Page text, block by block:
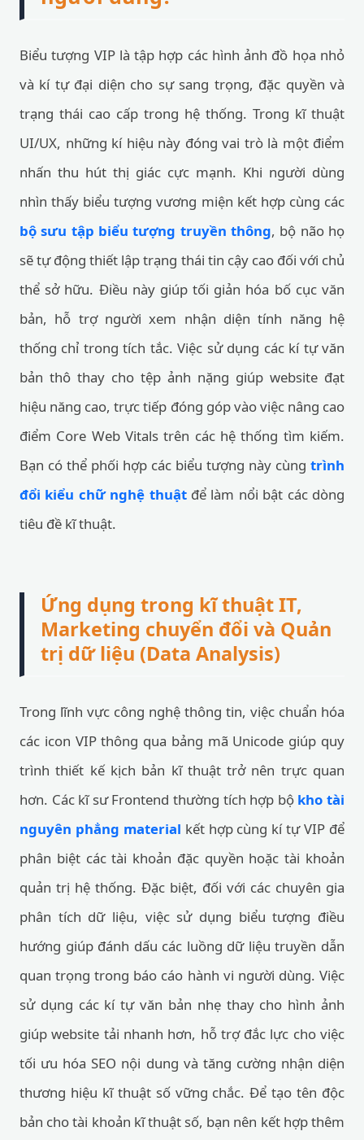
Biểu tượng VIP là tập hợp các hình ảnh đồ họa nhỏ
và kí tự đại diện cho sự sang trọng, đặc quyền và
trạng thái cao cấp trong hệ thống. Trong kĩ thuật
UI/UX, những kí hiệu này đóng vai trò là một điểm
nhấn thu hút thị giác cực mạnh. Khi người dùng
nhìn thấy biểu tượng vương miện kết hợp cùng các
bộ sưu tập biểu tượng truyền thông, bộ não họ
sẽ tự động thiết lập trạng thái tin cậy cao đối với chủ
thể sở hữu. Điều này giúp tối giản hóa bố cục văn
bản, hỗ trợ người xem nhận diện tính năng hệ
thống chỉ trong tích tắc. Việc sử dụng các kí tự văn
bản thô thay cho tệp ảnh nặng giúp website đạt
hiệu năng cao, trực tiếp đóng góp vào việc nâng cao
điểm Core Web Vitals trên các hệ thống tìm kiếm.
Bạn có thể phối hợp các biểu tượng này cùng trình
đổi kiểu chữ nghệ thuậtđể làm nổi bật các dòng
tiêu đề kĩ thuật.
Ứng dụng trong kĩ thuật IT,
Marketing chuyển đổi và Quản
trị dữ liệu (Data Analysis)
Trong lĩnh vực công nghệ thông tin, việc chuẩn hóa
các icon VIP thông qua bảng mã Unicode giúp quy
trình thiết kế kịch bản kĩ thuật trở nên trực quan
hơn. Các kĩ sư Frontend thường tích hợp bộ kho tài
nguyên phẳng material kết hợp cùng kí tự VIP để
phân biệt các tài khoản đặc quyền hoặc tài khoản
quản trị hệ thống. Đặc biệt, đối với các chuyên gia
phân tích dữ liệu, việc sử dụng biểu tượng điều
hướng giúp đánh dấu các luồng dữ liệu truyền dẫn
quan trọng trong báo cáo hành vi người dùng. Việc
sử dụng các kí tự văn bản nhẹ thay cho hình ảnh
giúp website tải nhanh hơn, hỗ trợ đắc lực cho việc
tối ưu hóa SEO nội dung và tăng cường nhận diện
thương hiệu kĩ thuật số vững chắc. Để tạo tên độc
bản cho tài khoản kĩ thuật số, bạn nên kết hợp thêm